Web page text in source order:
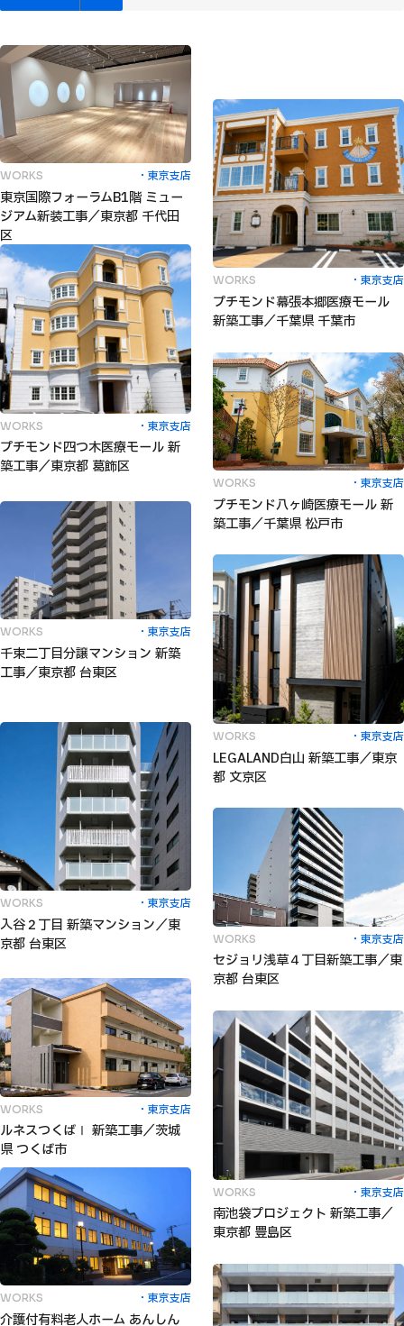
WORKS 東京支店
東京国際フォーラムB1階 ミュー
ジアム新装工事／東京都 千代田
区
WORKS 東京支店
プチモンド幕張本郷医療モール
新築工事／千葉県 千葉市
WORKS 東京支店
プチモンド四つ木医療モール 新
築工事／東京都 葛飾区
WORKS 東京支店
プチモンド八ヶ崎医療モール 新
築工事／千葉県 松戸市
WORKS 東京支店
千束二丁目分譲マンション 新築
工事／東京都 台東区
WORKS 東京支店
LEGALAND白山 新築工事／東京
都 文京区
WORKS 東京支店
入谷２丁目 新築マンション／東
京都 台東区
WORKS 東京支店
セジョリ浅草４丁目新築工事／東
京都 台東区
WORKS 東京支店
ルネスつくばⅠ 新築工事／茨城
県 つくば市
WORKS 東京支店
南池袋プロジェクト 新築工事／
東京都 豊島区
WORKS 東京支店
介護付有料老人ホーム あんしん